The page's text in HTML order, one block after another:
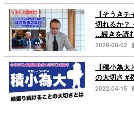
【そうき
切れるか？
...続きを読
2026-08-02
【積小為
の大切さ #
2022-04-15